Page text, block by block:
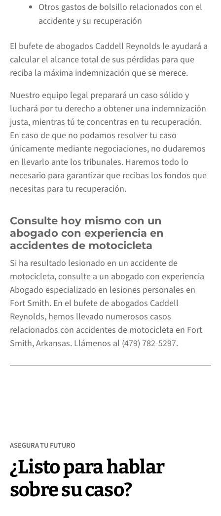
Otros gastos de bolsillo relacionados con el
accidente y su recuperación
El bufete de abogados Caddell Reynolds le ayudará a
calcular el alcance total de sus pérdidas para que
reciba la máxima indemnización que se merece.
Nuestro equipo legal preparará un caso sólido y
luchará por tu derecho a obtener una indemnización
justa, mientras tú te concentras en tu recuperación.
En caso de que no podamos resolver tu caso
únicamente mediante negociaciones, no dudaremos
en llevarlo ante los tribunales. Haremos todo lo
necesario para garantizar que recibas los fondos que
necesitas para tu recuperación.
Consulte hoy mismo con un
abogado con experiencia en
accidentes de motocicleta
Si ha resultado lesionado en un accidente de
motocicleta, consulte a un abogado con experiencia
Abogado especializado en lesiones personales en
Fort Smith. En el bufete de abogados Caddell
Reynolds, hemos llevado numerosos casos
relacionados con accidentes de motocicleta en Fort
Smith, Arkansas. Llámenos al (479) 782-5297.
ASEGURA TU FUTURO
¿Listo para hablar
sobre su caso?